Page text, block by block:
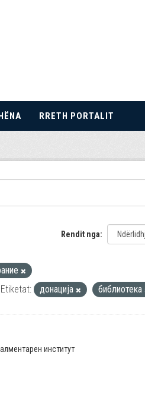
RRETH PORTALIT
Rendit nga
Etiketat: донација библиотека
институт